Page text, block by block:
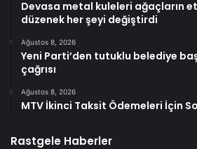
Devasa metal kuleleri ağaçların
düzenek her şeyi değiştirdi
Ağustos 8, 2026
Yeni Parti’den tutuklu belediye
çağrısı
Ağustos 8, 2026
MTV İkinci Taksit Ödemeleri İçin
Rastgele Haberler